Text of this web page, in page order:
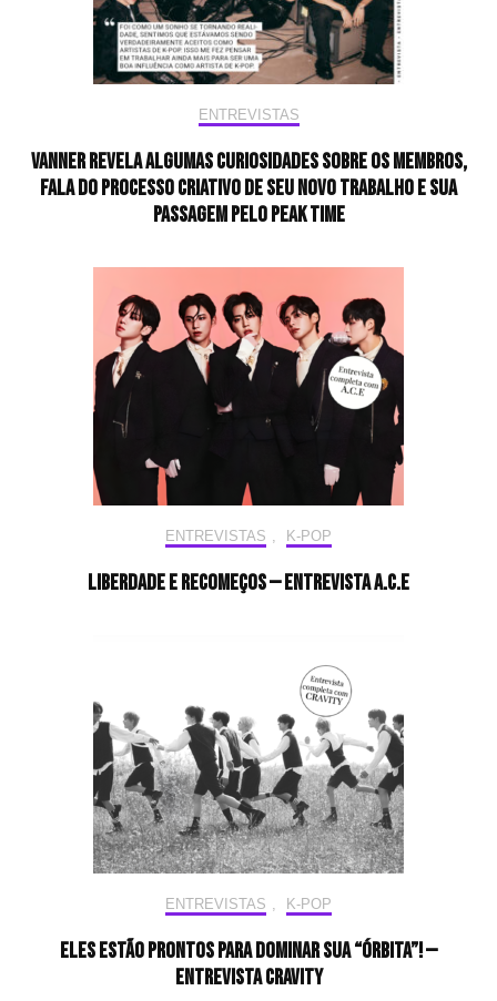
ENTREVISTAS
VANNER revela algumas curiosidades sobre os membros,
fala do processo criativo de seu novo trabalho e sua
passagem pelo PEAK TIME
ENTREVISTAS K-POP
Liberdade e recomeços — Entrevista A.C.E
ENTREVISTAS K-POP
Eles estão prontos para dominar sua “órbita”! —
Entrevista CRAVITY